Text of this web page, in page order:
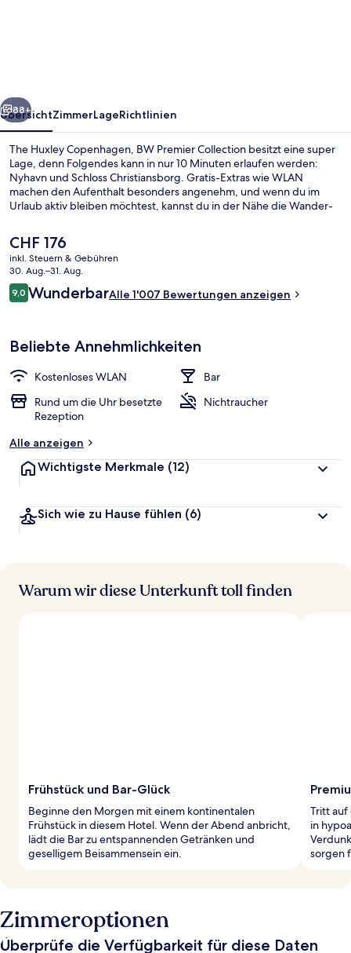
Weiter
88+
ÜbersichtZimmerLageRichtlinien
The Huxley Copenhagen, BW Premier Collection besitzt eine super
Lage, denn Folgendes kann in nur 10 Minuten erlaufen werden:
Nyhavn und Schloss Christiansborg. Gratis-Extras wie WLAN
machen den Aufenthalt besonders angenehm, und wenn du im
Urlaub aktiv bleiben möchtest, kannst du in der Nähe die Wander-
Minuten entfernt: Schloss Amalienborg und Dänisches
Nationalmuseum. Anderen Reisenden gefallen das hilfsbereite
Personal und die Lage sehr gut. Die Unterkunft ist nur einen kurzen
Fußmarsch von den öffentlichen Verkehrsmitteln entfernt: Zur U-
Bahn läuft man 6 Minuten (U-Bahn-Station Kongens Nytorv) bzw. 9
Minuten (U-Bahn-Station Christianshavn).
Der
aktuelle
Preis
beträgt
CHF 176.
CHF 176
inkl. Steuern & Gebühren
30. Aug.–31. Aug.
Bewertungen
9,09,0 von 10.
WunderbarAlle 1'007 Bewertungen anzeigen
Beliebte Annehmlichkeiten
Kostenloses WLAN
Bar
Rund um die Uhr besetzte
Rezeption
Nichtraucher
Alle anzeigen
Wichtigste Merkmale (12)
Sich wie zu Hause fühlen (6)
Warum wir diese Unterkunft toll finden
Frühstück und Bar-Glück
Beginne den Morgen mit einem kontinentalen
Frühstück in diesem Hotel. Wenn der Abend anbricht,
lädt die Bar zu entspannenden Getränken und
geselligem Beisammensein ein.
Tritt
in
sorgen
Zimmeroptionen
Überprüfe die Verfügbarkeit für diese Daten